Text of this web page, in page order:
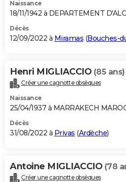
Naissance
18/11/1942 à DEPARTEMENT
Décès
12/09/2022 à Miramas (Bouches-
Henri MIGLIACCIO (85 ans)
Créer une cagnotte obsèques
Naissance
25/04/1937 à MARRAKECH
Décès
31/08/2022 à Privas (Ardèche)
Antoine MIGLIACCIO (78
Créer une cagnotte obsèques